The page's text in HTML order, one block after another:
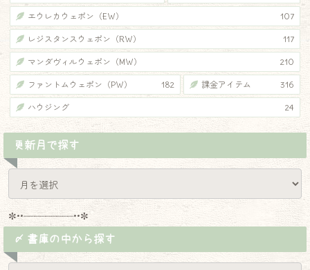
エウレカウェポン（EW） 107
レジスタンスウェポン（RW） 117
マンダヴィルウェポン（MW） 210
ファントムウェポン（PW） 182 課金アイテム 316
ハウジング 24
更新月で探す
✼••┈┈┈┈┈┈┈┈┈••✼
〆 書庫の中から探す